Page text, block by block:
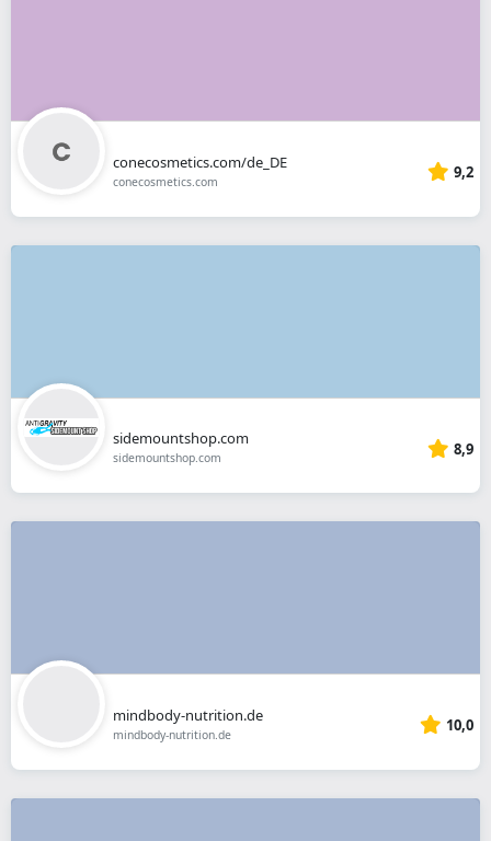
conecosmetics.com/de_DE
conecosmetics.com 9,2
sidemountshop.com
sidemountshop.com 8,9
mindbody-nutrition.de
mindbody-nutrition.de 10,0